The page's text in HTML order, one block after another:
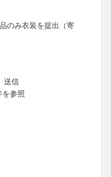
のみ衣装を提出（寄
送信
参照